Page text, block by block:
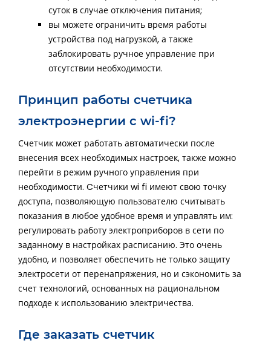
суток в случае отключения питания;
вы можете ограничить время работы
устройства под нагрузкой, а также
заблокировать ручное управление при
отсутствии необходимости.
Принцип работы счетчика
электроэнергии с wi-fi?
Счетчик может работать автоматически после
внесения всех необходимых настроек, также можно
перейти в режим ручного управления при
необходимости. Cчетчики wi fi имеют свою точку
доступа, позволяющую пользователю считывать
показания в любое удобное время и управлять им:
регулировать работу электроприборов в сети по
заданному в настройках расписанию. Это очень
удобно, и позволяет обеспечить не только защиту
электросети от перенапряжения, но и сэкономить за
счет технологий, основанных на рациональном
подходе к использованию электричества.
Где заказать счетчик